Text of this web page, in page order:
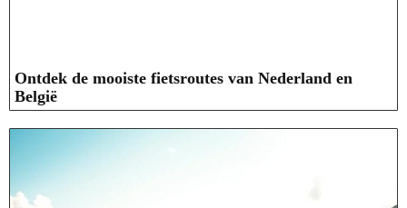
Ontdek de mooiste fietsroutes van Nederland en
België